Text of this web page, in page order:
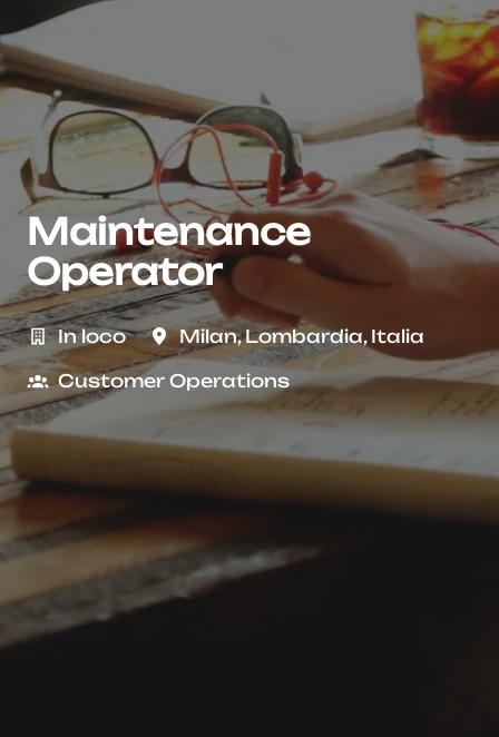
Maintenance
Operator
In loco Milan, Lombardia, Italia
Customer Operations